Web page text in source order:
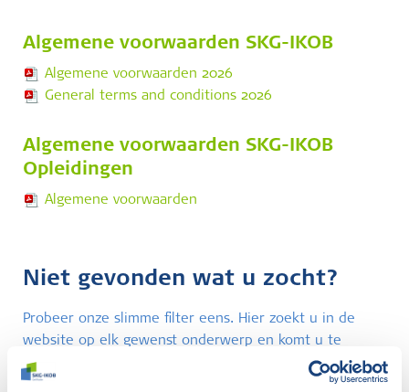
Algemene voorwaarden SKG-IKOB
Algemene voorwaarden 2026
General terms and conditions 2026
Algemene voorwaarden SKG-IKOB
Opleidingen
Algemene voorwaarden
Niet gevonden wat u zocht?
Probeer onze slimme filter eens. Hier zoekt u in de
website op elk gewenst onderwerp en komt u te
weten wat SKG-IKOB hierbinnen doet en weet.